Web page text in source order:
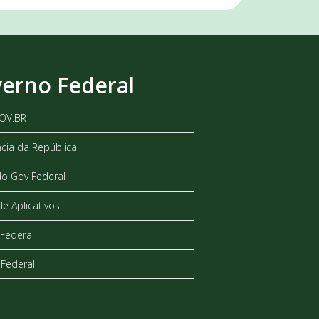
Federal
da República
Gov Federal
Aplicativos